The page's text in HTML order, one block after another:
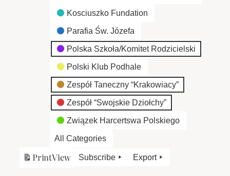
Kosciuszko Fundation
Parafia Św. Józefa
Polska Szkoła/Komitet Rodzicielski
Polski Klub Podhale
Zespół Taneczny “Krakowiacy”
Zespół “Swojskie Dziołchy”
Związek Harcertswa Polskiego
All Categories
PrintView Subscribe Export